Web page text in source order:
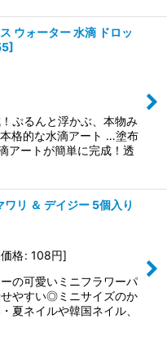
ウォーター 水滴 ドロッ
]
ぷるんと浮かぶ、本物み
格的な水滴アート …塗布
アートが簡単に完成！透
リ ＆ デイジー 5個入り
格: 108円]
の可愛いミニフラワーパ
やすい◎ミニサイズのか
夏ネイルや韓国ネイル、